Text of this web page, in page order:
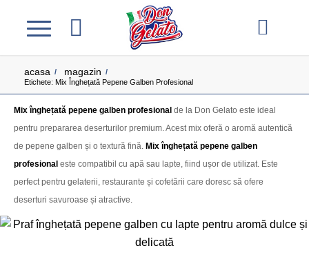
acasa / magazin /
Etichete: Mix Înghețată Pepene Galben Profesional
Mix înghețată pepene galben profesional de la Don Gelato este ideal
pentru prepararea deserturilor premium. Acest mix oferă o aromă autentică
de pepene galben și o textură fină. Mix înghețată pepene galben
profesional este compatibil cu apă sau lapte, fiind ușor de utilizat. Este
perfect pentru gelaterii, restaurante și cofetării care doresc să ofere
deserturi savuroase și atractive.